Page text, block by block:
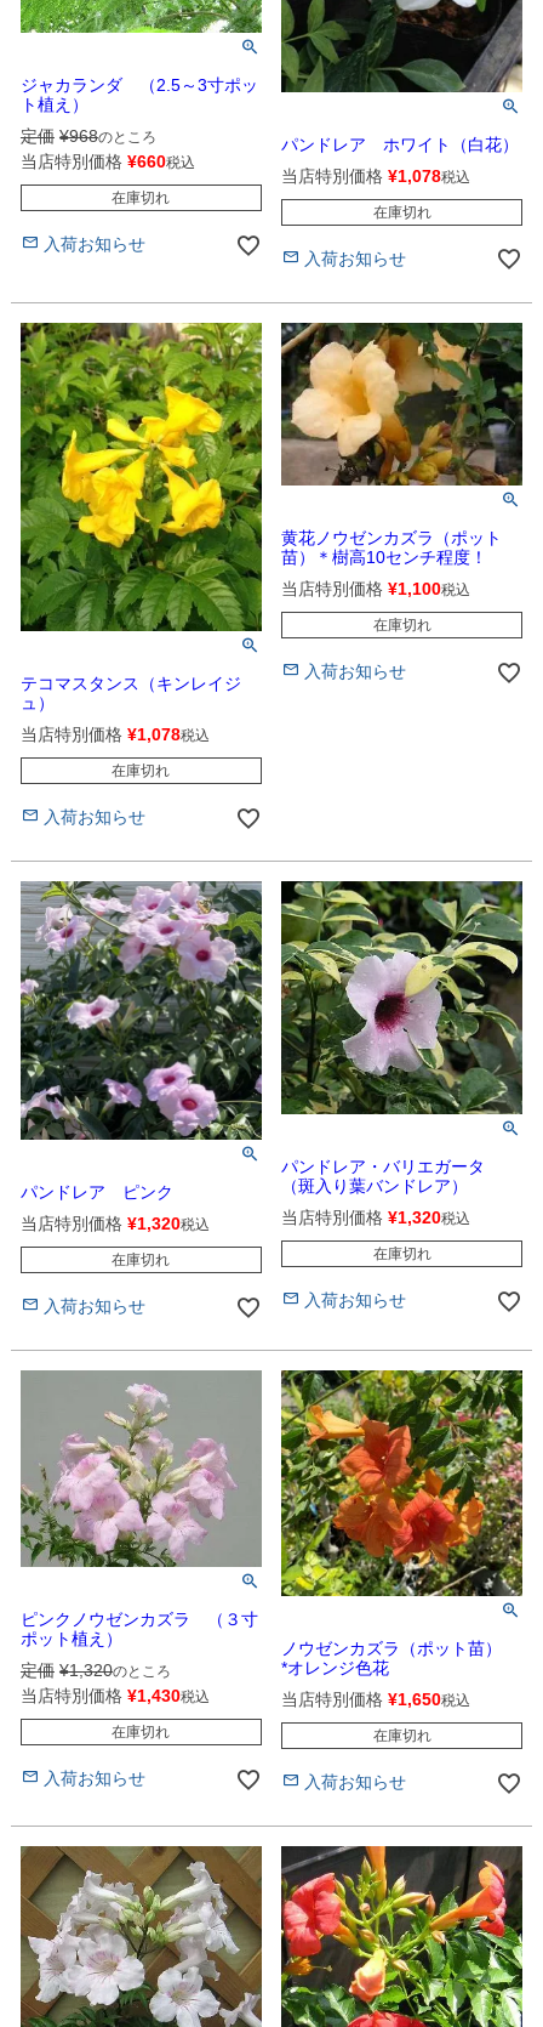
ジャカランダ （2.5～3寸ポッ
ト植え）
定価 ¥968のところ
当店特別価格 ¥660税込
在庫切れ
入荷お知らせ
パンドレア ホワイト（白花）
当店特別価格 ¥1,078税込
在庫切れ
入荷お知らせ
テコマスタンス（キンレイジ
ュ）
当店特別価格 ¥1,078税込
在庫切れ
入荷お知らせ
黄花ノウゼンカズラ（ポット
苗）＊樹高10センチ程度！
当店特別価格 ¥1,100税込
在庫切れ
入荷お知らせ
パンドレア ピンク
当店特別価格 ¥1,320税込
在庫切れ
入荷お知らせ
パンドレア・バリエガータ
（斑入り葉バンドレア）
当店特別価格 ¥1,320税込
在庫切れ
入荷お知らせ
ピンクノウゼンカズラ （３寸
ポット植え）
定価 ¥1,320のところ
当店特別価格 ¥1,430税込
在庫切れ
入荷お知らせ
ノウゼンカズラ（ポット苗）
*オレンジ色花
当店特別価格 ¥1,650税込
在庫切れ
入荷お知らせ